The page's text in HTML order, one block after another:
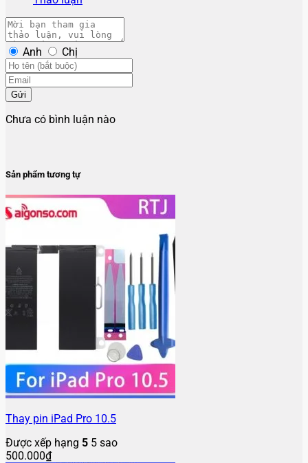
Anh Chị
Gửi
Chưa có bình luận nào
Sản phẩm tương tự
Thay pin iPad Pro 10.5
Được xếp hạng 5 5 sao
500.000₫